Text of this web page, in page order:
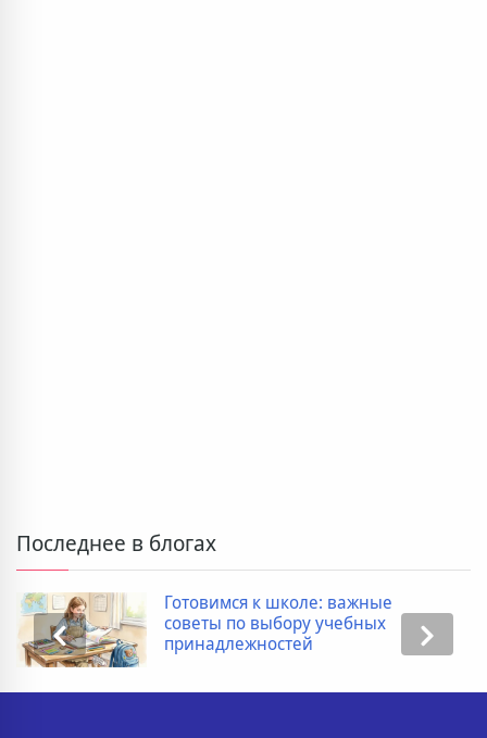
Последнее в блогах
Готовимся к школе: важные
советы по выбору учебных
принадлежностей